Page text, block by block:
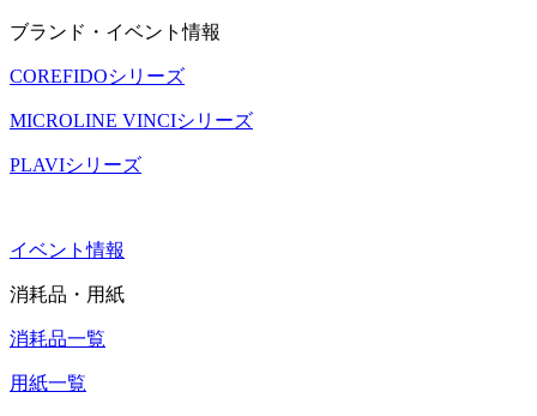
ブランド・イベント情報
COREFIDOシリーズ
MICROLINE VINCIシリーズ
PLAVIシリーズ
イベント情報
消耗品・用紙
消耗品一覧
用紙一覧